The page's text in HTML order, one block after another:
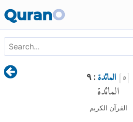
QuranO
[٥]المائدة : ٩ المائدة
القرآن الكريم